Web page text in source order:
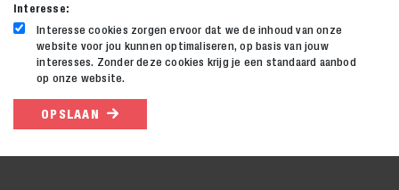
Zoeken naar
Interesse:
Interesse cookies zorgen ervoor dat we de inhoud van onze
website voor jou kunnen optimaliseren, op basis van jouw
interesses. Zonder deze cookies krijg je een standaard aanbod
op onze website.
OPSLAAN